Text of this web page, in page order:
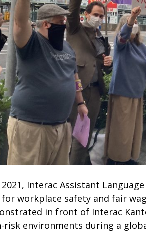
Interac Assistant
workplace safety and fair
in front of Interac
risk environments during a